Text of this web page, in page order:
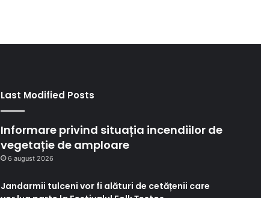
Last Modified Posts
Informare privind situația incendiilor de
vegetație de amploare
6 august 2026
Jandarmii tulceni vor fi alături de cetățenii care